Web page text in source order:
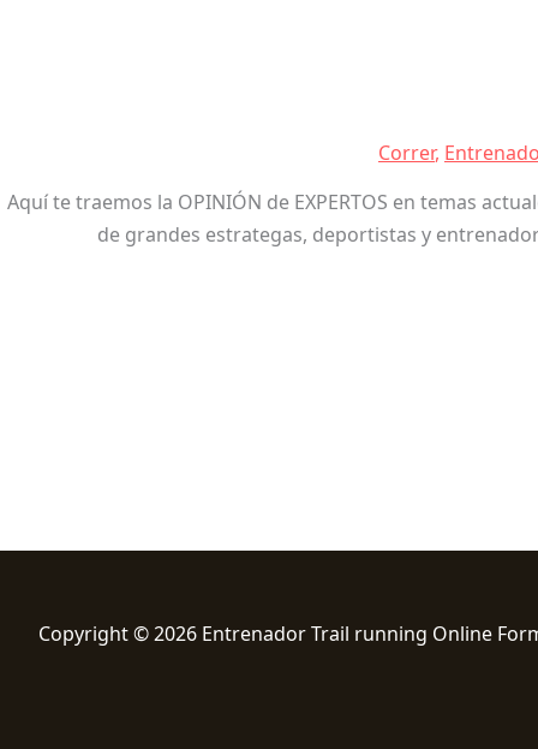
Correr,
Aquí te traemos la OPINIÓN de EXPERTOS en temas
de grandes estrategas, deportistas y
Copyright © 2026 Entrenador Trail running Online